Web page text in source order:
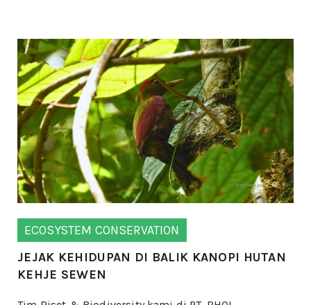
ECOSYSTEM CONSERVATION
JEJAK KEHIDUPAN DI BALIK KANOPI HUTAN
KEHJE SEWEN